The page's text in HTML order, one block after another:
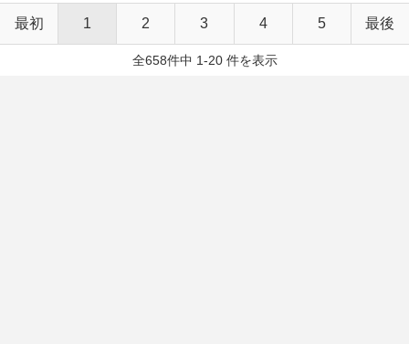
最初 1 2 3 4 5 最後
全658件中 1-20 件を表示